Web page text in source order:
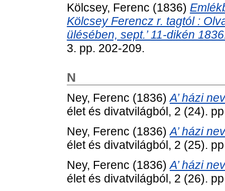
Kölcsey, Ferenc (1836)
Kölcsey Ferencz r. tagtól :
ülésében, sept.’ 11-dikén
3. pp. 202-209.
N
Ney, Ferenc (1836)A’ házi
élet és divatvilágból, 2 (24).
Ney, Ferenc (1836)A’ házi
élet és divatvilágból, 2 (25).
Ney, Ferenc (1836)A’ házi
élet és divatvilágból, 2 (26).